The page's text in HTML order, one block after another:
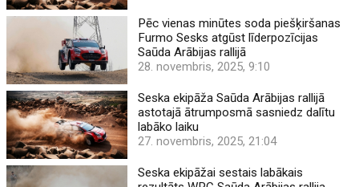
Pēc vienas minūtes soda piešķiršanas
Furmo Sesks atgūst līderpozīcijas
Saūda Arābijas rallijā
28. novembris, 2025, 9:10
Seska ekipāža Saūda Arābijas rallijā
astotajā ātrumposmā sasniedz dalītu
labāko laiku
27. novembris, 2025, 21:04
Seska ekipāžai sestais labākais